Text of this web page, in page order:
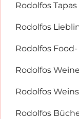
Rodolfos Tapas
Rodolfos
Rodolfos
Rodolfos Weine
Rodolfos
Rodolfos